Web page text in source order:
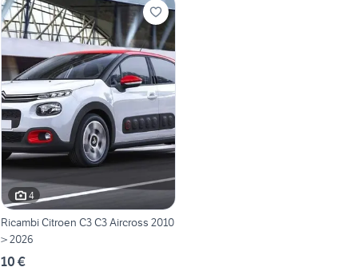
4
Ricambi Citroen C3 C3 Aircross 2010
> 2026
10 €